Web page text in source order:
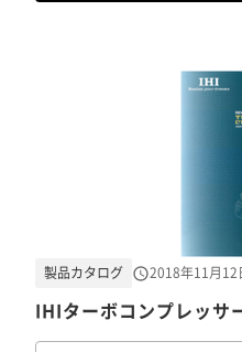
IHIターボコンプレッ
製品カタログ 2018年11月12